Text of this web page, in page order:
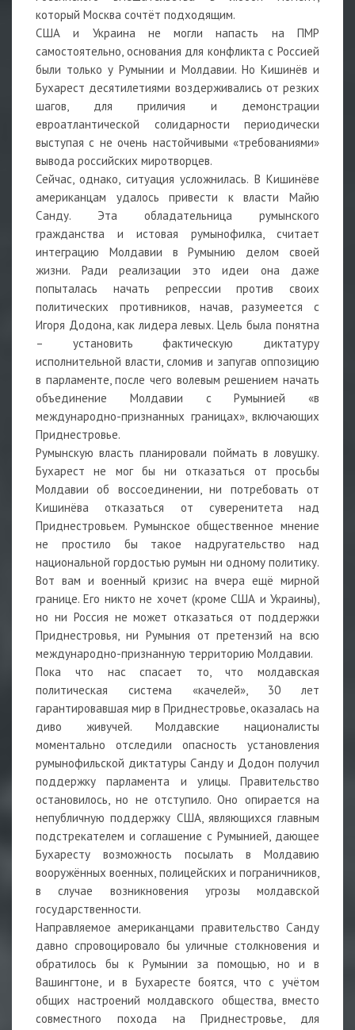
который Москва сочтёт подходящим.
США и Украина не могли напасть на ПМР
самостоятельно, основания для конфликта с Россией
были только у Румынии и Молдавии. Но Кишинёв и
Бухарест десятилетиями воздерживались от резких
шагов, для приличия и демонстрации
евроатлантической солидарности периодически
выступая с не очень настойчивыми «требованиями»
вывода российских миротворцев.
Сейчас, однако, ситуация усложнилась. В Кишинёве
американцам удалось привести к власти Майю
Санду. Эта обладательница румынского
гражданства и истовая румынофилка, считает
интеграцию Молдавии в Румынию делом своей
жизни. Ради реализации это идеи она даже
попыталась начать репрессии против своих
политических противников, начав, разумеется с
Игоря Додона, как лидера левых. Цель была понятна
– установить фактическую диктатуру
исполнительной власти, сломив и запугав оппозицию
в парламенте, после чего волевым решением начать
объединение Молдавии с Румынией «в
международно-признанных границах», включающих
Приднестровье.
Румынскую власть планировали поймать в ловушку.
Бухарест не мог бы ни отказаться от просьбы
Молдавии об воссоединении, ни потребовать от
Кишинёва отказаться от суверенитета над
Приднестровьем. Румынское общественное мнение
не простило бы такое надругательство над
национальной гордостью румын ни одному политику.
Вот вам и военный кризис на вчера ещё мирной
границе. Его никто не хочет (кроме США и Украины),
но ни Россия не может отказаться от поддержки
Приднестровья, ни Румыния от претензий на всю
международно-признанную территорию Молдавии.
Пока что нас спасает то, что молдавская
политическая система «качелей», 30 лет
гарантировавшая мир в Приднестровье, оказалась на
диво живучей. Молдавские националисты
моментально отследили опасность установления
румынофильской диктатуры Санду и Додон получил
поддержку парламента и улицы. Правительство
остановилось, но не отступило. Оно опирается на
непубличную поддержку США, являющихся главным
подстрекателем и соглашение с Румынией, дающее
Бухаресту возможность посылать в Молдавию
вооружённых военных, полицейских и пограничников,
в случае возникновения угрозы молдавской
государственности.
Направляемое американцами правительство Санду
давно спровоцировало бы уличные столкновения и
обратилось бы к Румынии за помощью, но и в
Вашингтоне, и в Бухаресте боятся, что с учётом
общих настроений молдавского общества, вместо
совместного похода на Приднестровье, для